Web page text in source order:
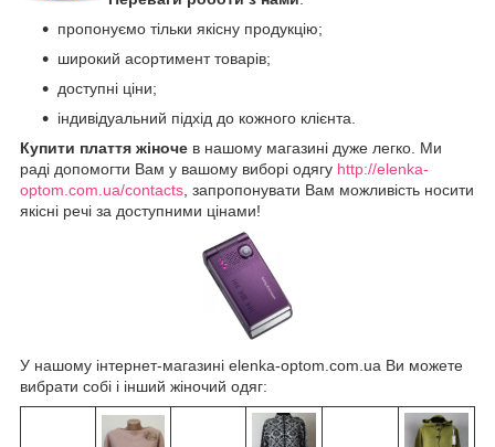
пропонуємо тільки якісну продукцію;
широкий асортимент товарів;
доступні ціни;
індивідуальний підхід до кожного клієнта.
Купити плаття жіноче в нашому магазині дуже легко. Ми
раді допомогти Вам у вашому виборі одягу http://elenka-
optom.com.ua/contacts , запропонувати Вам можливість носити
якісні речі за доступними цінами!
У нашому інтернет-магазині elenka-optom.com.ua Ви можете
вибрати собі і інший жіночий одяг: